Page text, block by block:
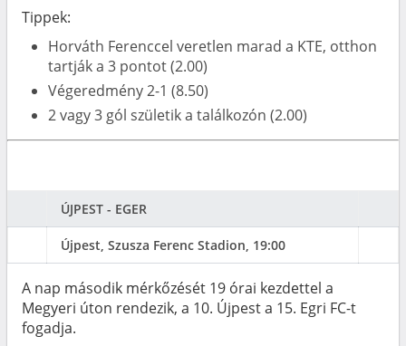
Tippek:
Horváth Ferenccel veretlen marad a KTE, otthon
tartják a 3 pontot (2.00)
Végeredmény 2-1 (8.50)
2 vagy 3 gól születik a találkozón (2.00)
ÚJPEST - EGER
Újpest, Szusza Ferenc Stadion, 19:00
A nap második mérkőzését 19 órai kezdettel a
Megyeri úton rendezik, a 10. Újpest a 15. Egri FC-t
fogadja.